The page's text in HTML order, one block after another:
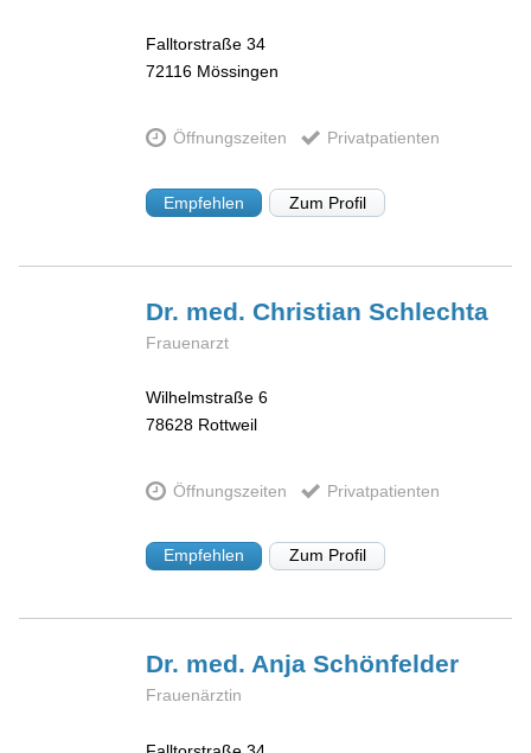
Falltorstraße 34
72116 Mössingen
Öffnungszeiten Privatpatienten
Empfehlen Zum Profil
Dr. med. ChristianSchlechta
Frauenarzt
Wilhelmstraße 6
78628 Rottweil
Öffnungszeiten Privatpatienten
Empfehlen Zum Profil
Dr. med. AnjaSchönfelder
Frauenärztin